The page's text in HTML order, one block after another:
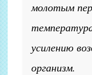
молотым
усилению
организм.